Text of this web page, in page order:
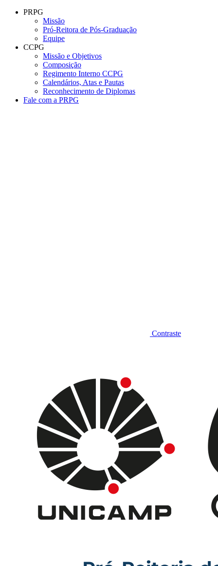
Conteúdo principal
PRPG
Missão
Pró-Reitora de Pós-Graduação
Equipe
CCPG
Missão e Objetivos
Composição
Regimento Interno CCPG
Calendários, Atas e Pautas
Reconhecimento de Diplomas
Fale com a PRPG
Contraste